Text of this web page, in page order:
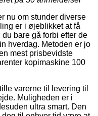
nu om stunder diverse
er i øjeblikket at få
bare gå forbi efter de
hverdag. Metoden er jo
mest prisbevidste
kopimaskine 100
varerne til levering til
Muligheden er i
ultra smart. Den